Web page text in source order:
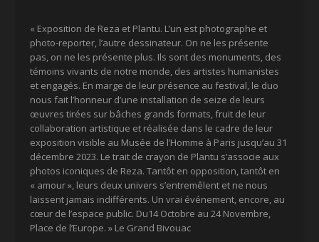
« Exposition de Reza et Plantu. L’un est photographe et
photo-reporter, l’autre dessinateur. On ne les présente
pas, on ne les présente plus. Ils sont des monuments, des
témoins vivants de notre monde, des artistes humanistes
et engagés. En marge de leur présence au festival, le duo
nous fait l’honneur d’une installation de seize de leurs
œuvres tirées sur bâches grands formats, fruit de leur
collaboration artistique et réalisée dans le cadre de leur
exposition visible au Musée de l’Homme à Paris jusqu’au 31
décembre 2023. Le trait de crayon de Plantu s’associe aux
photos iconiques de Reza. Tantôt en opposition, tantôt en
« amour », leurs deux univers s’entremêlent et ne nous
laissent jamais indifférents. Un vrai événement, encore, au
cœur de l’espace public. Du14 Octobre au 24 Novembre,
Place de l’Europe. » Le Grand Bivouac